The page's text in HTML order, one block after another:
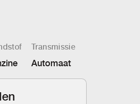
Transmissie
Automaat